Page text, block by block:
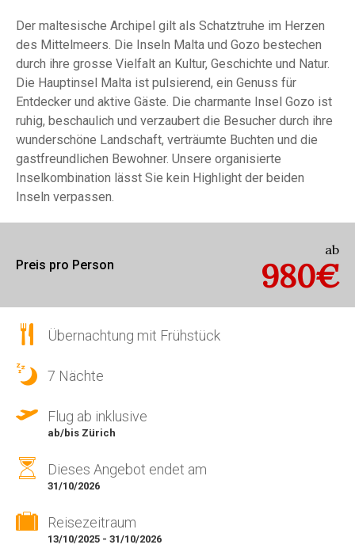
Der maltesische Archipel gilt als Schatztruhe im Herzen
des Mittelmeers. Die Inseln Malta und Gozo bestechen
durch ihre grosse Vielfalt an Kultur, Geschichte und Natur.
Die Hauptinsel Malta ist pulsierend, ein Genuss für
Entdecker und aktive Gäste. Die charmante Insel Gozo ist
ruhig, beschaulich und verzaubert die Besucher durch ihre
wunderschöne Landschaft, verträumte Buchten und die
gastfreundlichen Bewohner. Unsere organisierte
Inselkombination lässt Sie kein Highlight der beiden
Inseln verpassen.
Preis pro Person
ab
980€
Übernachtung mit Frühstück
7 Nächte
Flug ab inklusive
ab/bis Zürich
Dieses Angebot endet am
31/10/2026
Reisezeitraum
13/10/2025 - 31/10/2026